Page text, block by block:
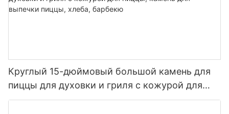
Круглый 15-дюймовый большой камень для
пиццы для духовки и гриля с кожурой для
пиццы, камень для выпечки пиццы, хлеба,